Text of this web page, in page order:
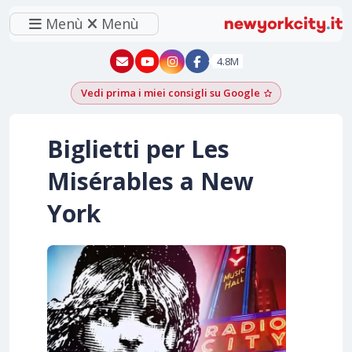
Menù Menù
New York - YouTube
New York - Instagram
4.8M
Vedi prima i miei consigli su Google Aggiungi
Biglietti per Les
Misérables a New
York